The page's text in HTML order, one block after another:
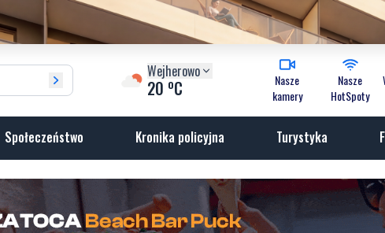
Wejherowo
20 oC
Nasze
kamery
Nasze
HotSpoty
Społeczeństwo Kronika policyjna Turystyka